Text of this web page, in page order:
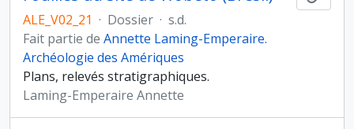
ALE_V02_21 · Dossier · s.d.
Fait partie de Annette Laming-Emperaire.
Archéologie des Amériques
Plans, relevés stratigraphiques.
Laming-Emperaire Annette